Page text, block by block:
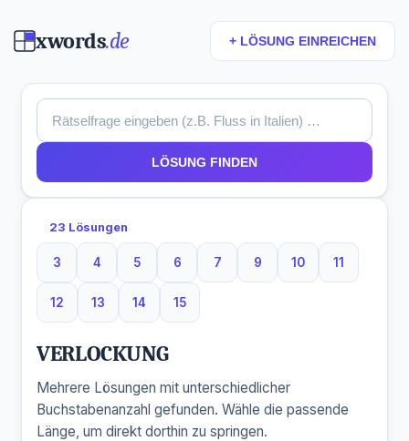
xwords.de + LÖSUNG EINREICHEN
LÖSUNG FINDEN
23 Lösungen
3
3 Buchstaben
4
4 Buchstaben
5
5 Buchstaben
6
6 Buchstaben
7
7 Buchstaben
9
9 Buchstaben
10
10 Buchstaben
11
11
12
12 Buchstaben
13
13 Buchstaben
14
14 Buchstaben
15
15 Buchstaben
VERLOCKUNG
Mehrere Lösungen mit unterschiedlicher
Buchstabenanzahl gefunden. Wähle die passende
Länge, um direkt dorthin zu springen.